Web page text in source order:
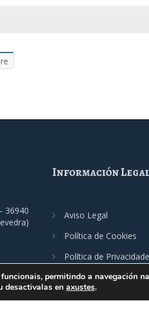
36940
Información
Aviso Legal
Política de Cookies
Política de Privacidade
permitindo a navegación
desactivalas enaxustes.